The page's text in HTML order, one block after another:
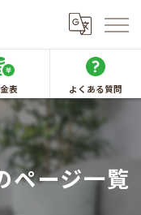
表 よくある質問
ページ一覧